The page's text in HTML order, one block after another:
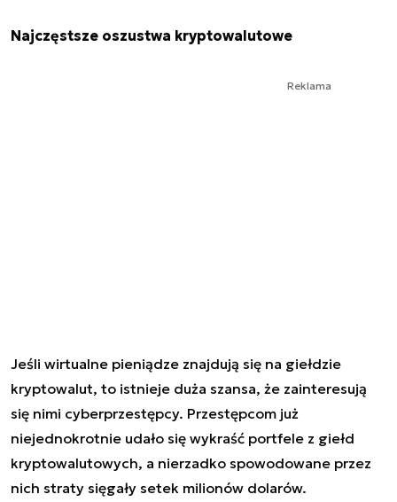
Najczęstsze oszustwa kryptowalutowe
Reklama
Jeśli wirtualne pieniądze znajdują się na giełdzie
kryptowalut, to istnieje duża szansa, że zainteresują
się nimi cyberprzestępcy. Przestępcom już
niejednokrotnie udało się wykraść portfele z giełd
kryptowalutowych, a nierzadko spowodowane przez
nich straty sięgały setek milionów dolarów.